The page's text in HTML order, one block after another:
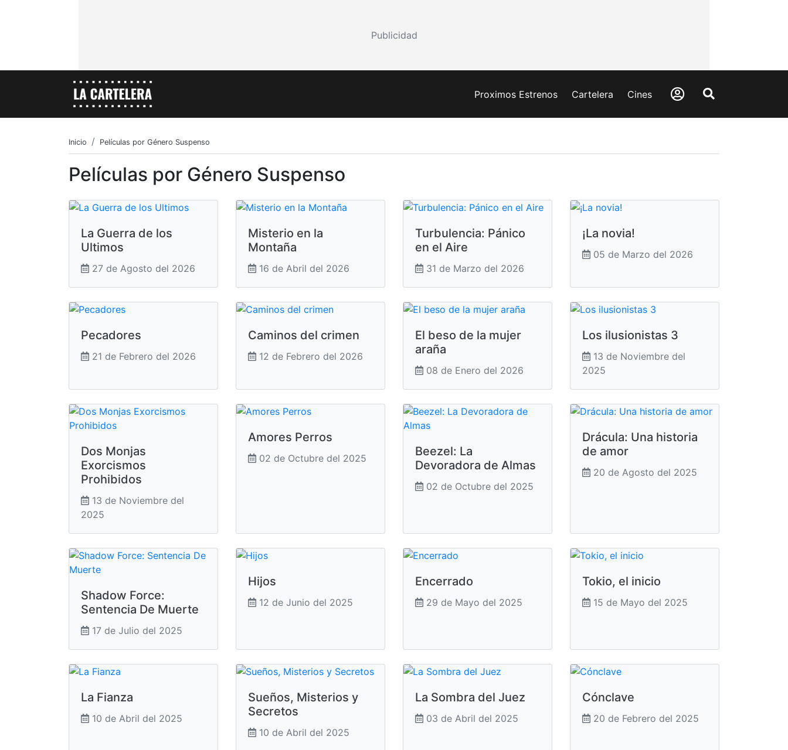
Publicidad
Proximos Estrenos Cartelera Cines
Inicio Películas por Género Suspenso
Películas por Género Suspenso
La Guerra de los
Ultimos
27 de Agosto del 2026
Misterio en la
Montaña
16 de Abril del 2026
Turbulencia: Pánico
en el Aire
31 de Marzo del 2026
¡La novia!
05 de Marzo del 2026
Pecadores
21 de Febrero del 2026
Caminos del crimen
12 de Febrero del 2026
El beso de la mujer
araña
08 de Enero del 2026
Los ilusionistas 3
13 de Noviembre del
2025
Dos Monjas
Exorcismos
Prohibidos
13 de Noviembre del
2025
Amores Perros
02 de Octubre del 2025
Beezel: La
Devoradora de Almas
02 de Octubre del 2025
Drácula: Una historia
de amor
20 de Agosto del 2025
Shadow Force:
Sentencia De Muerte
17 de Julio del 2025
Hijos
12 de Junio del 2025
Encerrado
29 de Mayo del 2025
Tokio, el inicio
15 de Mayo del 2025
La Fianza
10 de Abril del 2025
Sueños, Misterios y
Secretos
10 de Abril del 2025
La Sombra del Juez
03 de Abril del 2025
Cónclave
20 de Febrero del 2025